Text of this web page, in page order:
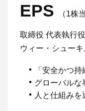
EPS （1株
取締役 代表執行
ウィー・シューキ
「安全かつ
グローバルな
人と仕組み